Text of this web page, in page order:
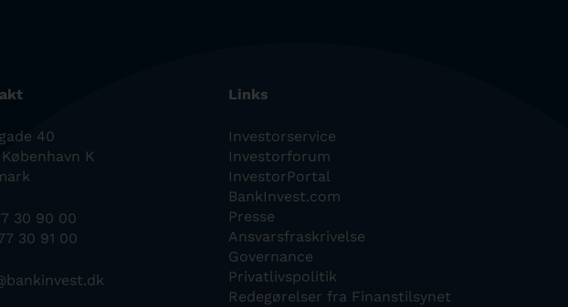
40
K
30 90 00
30 91 00
Links
Investorservice
Investorforum
InvestorPortal
BankInvest.com
Presse
Ansvarsfraskrivelse
Governance
Privatlivspolitik
Redegørelser fra Finanstilsynet